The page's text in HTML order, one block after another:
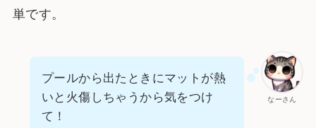
単です。
なーさん
プールから出たときにマットが熱
いと火傷しちゃうから気をつけ
て！